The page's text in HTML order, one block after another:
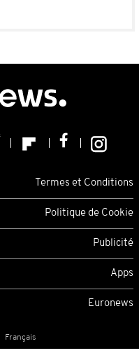
Termes et Conditions
Politique de Cookie
Publicité
Apps
Euronews